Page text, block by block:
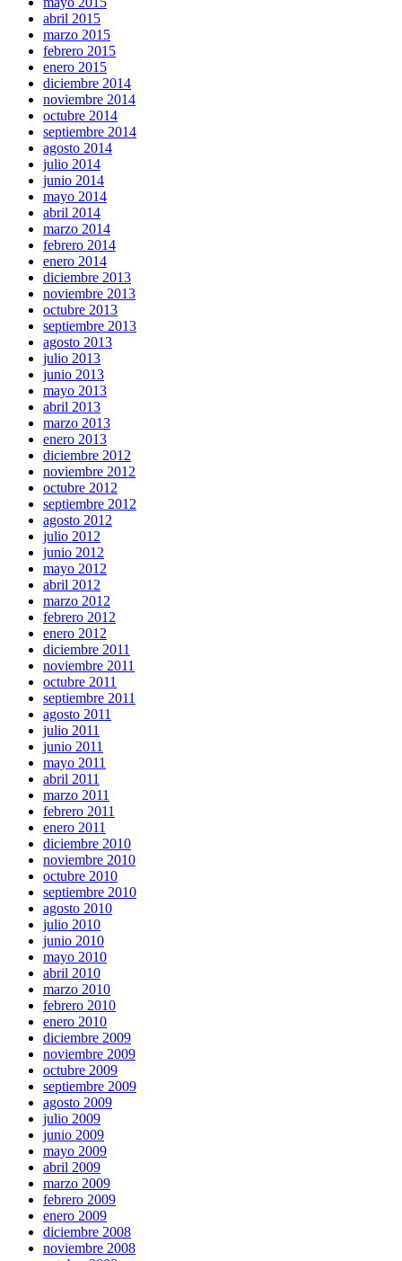
abril 2015
marzo 2015
febrero 2015
enero 2015
diciembre 2014
noviembre 2014
octubre 2014
septiembre 2014
agosto 2014
julio 2014
junio 2014
mayo 2014
abril 2014
marzo 2014
febrero 2014
enero 2014
diciembre 2013
noviembre 2013
octubre 2013
septiembre 2013
agosto 2013
julio 2013
junio 2013
mayo 2013
abril 2013
marzo 2013
enero 2013
diciembre 2012
noviembre 2012
octubre 2012
septiembre 2012
agosto 2012
julio 2012
junio 2012
mayo 2012
abril 2012
marzo 2012
febrero 2012
enero 2012
diciembre 2011
noviembre 2011
octubre 2011
septiembre 2011
agosto 2011
julio 2011
junio 2011
mayo 2011
abril 2011
marzo 2011
febrero 2011
enero 2011
diciembre 2010
noviembre 2010
octubre 2010
septiembre 2010
agosto 2010
julio 2010
junio 2010
mayo 2010
abril 2010
marzo 2010
febrero 2010
enero 2010
diciembre 2009
noviembre 2009
octubre 2009
septiembre 2009
agosto 2009
julio 2009
junio 2009
mayo 2009
abril 2009
marzo 2009
febrero 2009
enero 2009
diciembre 2008
noviembre 2008